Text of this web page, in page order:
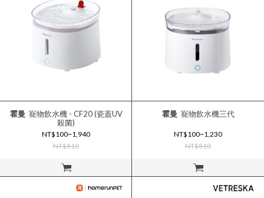
立即購買
霍曼
殺菌)
NT$100~1,940
NT$810
立即購買
霍曼 寵物飲水機三代
NT$100~1,230
NT$810